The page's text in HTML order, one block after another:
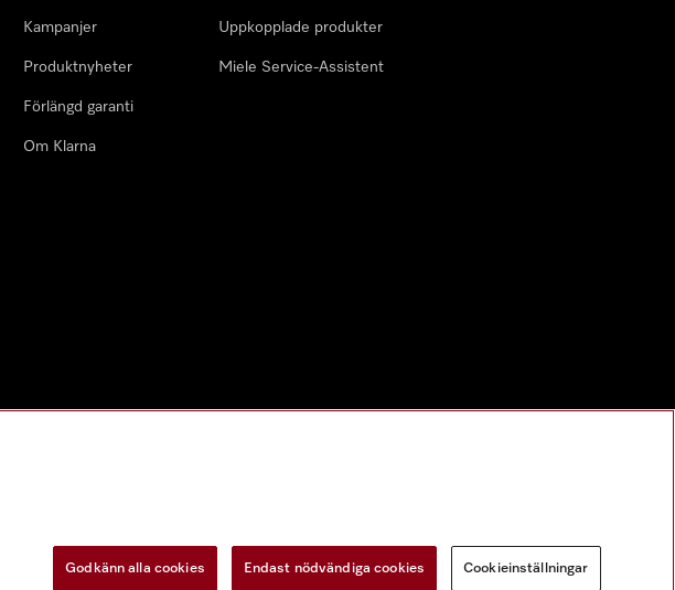
Kampanjer
Produktnyheter
Förlängd garanti
Om Klarna
Uppkopplade produkter
Miele Service-Assistent
Godkänn alla cookies Endast nödvändiga cookies Cookieinställningar